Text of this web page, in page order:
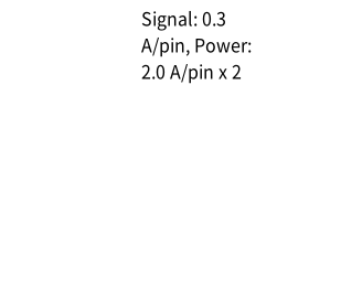
Signal: 0.3
A/pin Power:
2.0 A/pin x 2